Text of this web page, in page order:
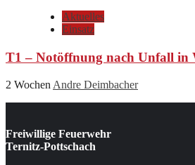
Aktuelles
Einsatz
T1 – Notöffnung nach Unfall in
2 WochenAndre Deimbacher
Freiwillige Feuerwehr
Ternitz-Pottschach